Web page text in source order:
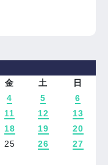
金 土 日
4 5
6
11 12
13
18 19
20
25 26
27